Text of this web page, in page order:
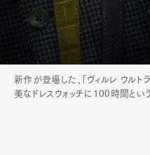
新作が登場した、「ヴィルレ ウルト
美なドレスウォッチに100時間と